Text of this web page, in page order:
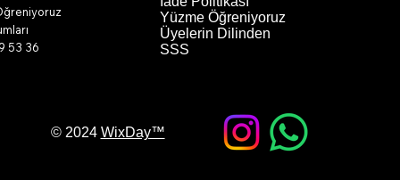
53 36
Yüzme Öğreniyoruz
Üyelerin Dilinden
SSS
© 2024 WixDay™